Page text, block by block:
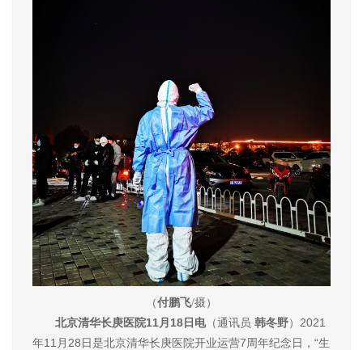
（付鹏飞/摄）
北京清华长庚医院11月18日电（通讯员 韩冬野）2021
年11月28日是北京清华长庚医院开业运营7周年纪念日，“生